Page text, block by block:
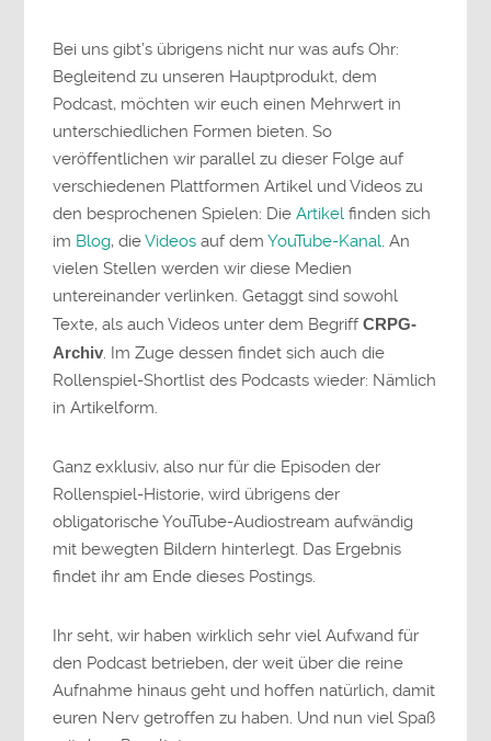
Bei uns gibt’s übrigens nicht nur was aufs Ohr:
Begleitend zu unseren Hauptprodukt, dem
Podcast, möchten wir euch einen Mehrwert in
unterschiedlichen Formen bieten. So
veröffentlichen wir parallel zu dieser Folge auf
verschiedenen Plattformen Artikel und Videos zu
den besprochenen Spielen: DieArtikel finden sich
im Blog, dieVideos auf demYouTube-Kanal. An
vielen Stellen werden wir diese Medien
untereinander verlinken. Getaggt sind sowohl
Texte, als auch Videos unter dem BegriffCRPG-
Archiv. Im Zuge dessen findet sich auch die
Rollenspiel-Shortlist des Podcasts wieder: Nämlich
in Artikelform.
Ganz exklusiv, also nur für die Episoden der
Rollenspiel-Historie, wird übrigens der
obligatorische YouTube-Audiostream aufwändig
mit bewegten Bildern hinterlegt. Das Ergebnis
findet ihr am Ende dieses Postings.
Ihr seht, wir haben wirklich sehr viel Aufwand für
den Podcast betrieben, der weit über die reine
Aufnahme hinaus geht und hoffen natürlich, damit
euren Nerv getroffen zu haben. Und nun viel Spaß